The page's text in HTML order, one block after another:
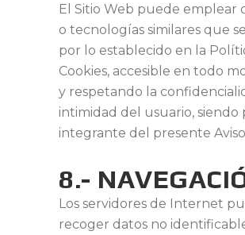
El Sitio Web puede emplear
o tecnologías similares que
por lo establecido en la
Cookies, accesible en todo
y respetando la
intimidad del usuario, siendo
integrante del presente
8.-
Los servidores de Internet
recoger datos no